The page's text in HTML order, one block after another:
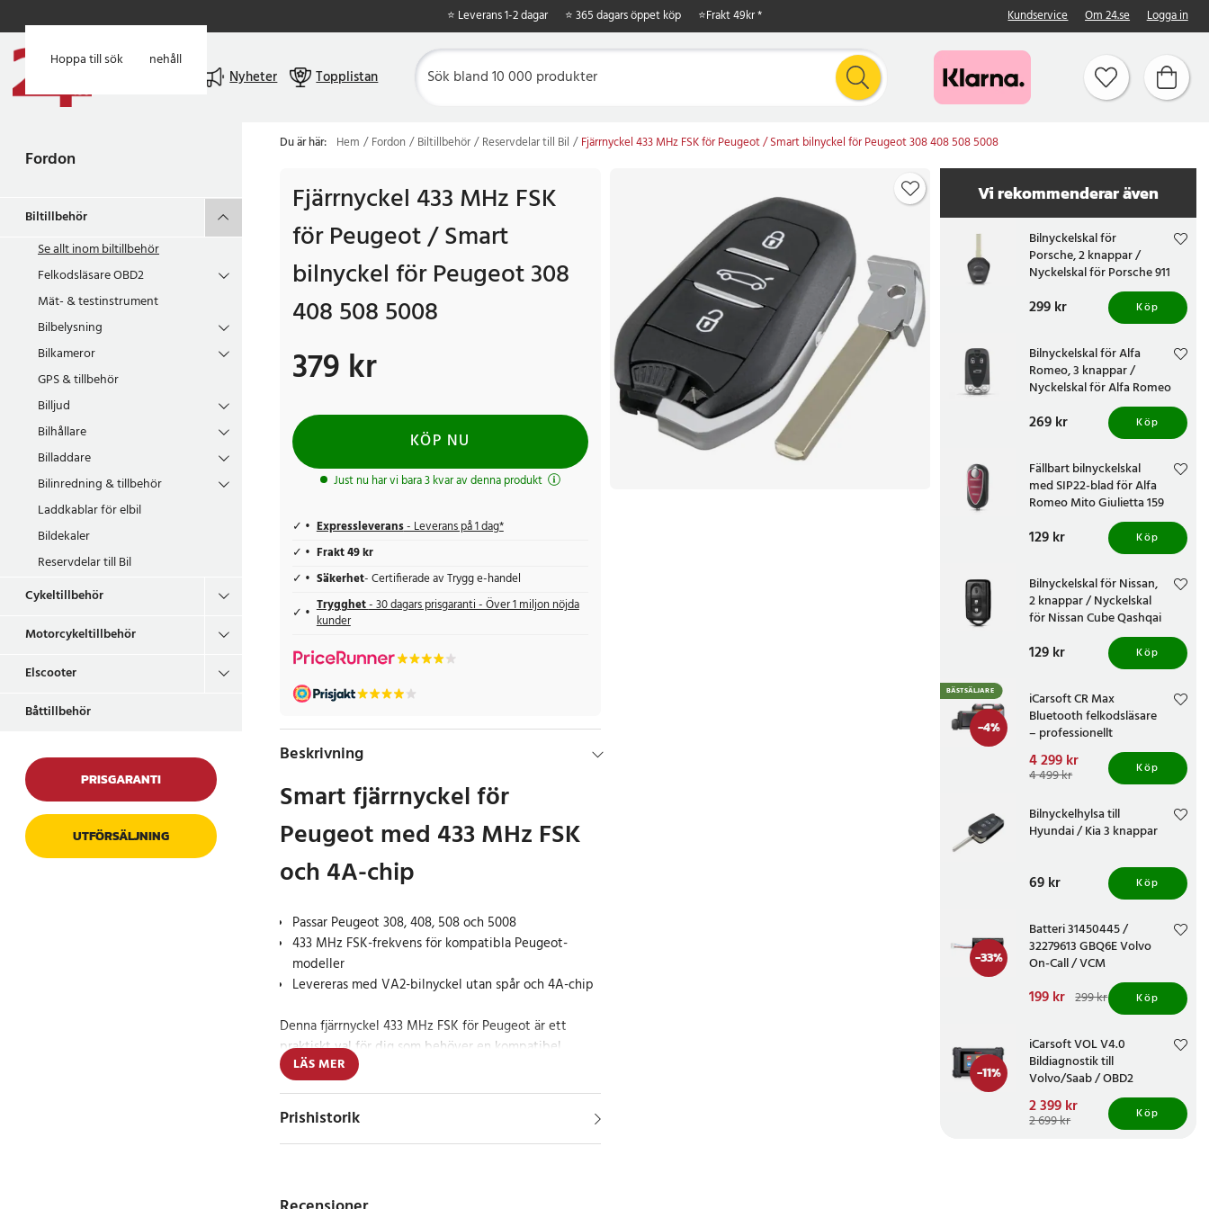
Hoppa till huvudinnehåll
Hoppa till sök
⭐ Leverans 1-2 dagar ⭐ 365 dagars öppet köp ⭐Frakt 49kr * Kundservice Om 24.se Logga in
Nyheter Topplistan
Fordon
Biltillbehör
Se allt inombiltillbehör
Felkodsläsare OBD2
Mät- & testinstrument
Bilbelysning
Bilkameror
GPS & tillbehör
Billjud
Bilhållare
Billaddare
Bilinredning & tillbehör
Laddkablar för elbil
Bildekaler
Reservdelar till Bil
Cykeltillbehör
Motorcykeltillbehör
Elscooter
Båttillbehör
PRISGARANTI
UTFÖRSÄLJNING
Du är här: Hem Fordon Biltillbehör Reservdelar till Bil Fjärrnyckel 433 MHz FSK för Peugeot / Smart bilnyckel för Peugeot 308 408 508 5008
Fjärrnyckel 433 MHz FSK
för Peugeot / Smart
bilnyckel för Peugeot 308
408 508 5008
Pris:379 kr
379 kr
KÖP NU
Just nu har vi bara 3 kvar av denna produkt
Expressleverans- Leverans på 1 dag*
Frakt 49 kr
Säkerhet- Certifierade av Trygg e-handel
Trygghet- 30 dagars prisgaranti - Över 1 miljon nöjda
kunder
Beskrivning
Smart fjärrnyckel för
Peugeot med 433 MHz FSK
och 4A-chip
Passar Peugeot 308, 408, 508 och 5008
433 MHz FSK-frekvens för kompatibla Peugeot-
modeller
Levereras med VA2-bilnyckel utan spår och 4A-chip
Denna fjärrnyckel 433 MHz FSK för Peugeot är ett
praktiskt val för dig som behöver en kompatibel
bilnyckel till utvalda Peugeot-modeller. Den är
framtagen för Peugeot 308, 408, 508 och 5008 och har
en knappdesign som ger en bekväm och följsam känsla
vid daglig användning.
LÄS MER
Prishistorik
Vi rekommenderar även
Bilnyckelskal för
Porsche, 2 knappar /
Nyckelskal för Porsche 911
Pris:299 kr
299 kr Köp
Bilnyckelskal för Alfa
Romeo, 3 knappar /
Nyckelskal för Alfa Romeo
156 159 Brera Spider
Pris:269 kr
269 kr Köp
Fällbart bilnyckelskal
med SIP22-blad för Alfa
Romeo Mito Giulietta 159
Brera, 3 knappar - Röd
Pris :129 kr
129 kr Köp
Bilnyckelskal för Nissan,
2 knappar / Nyckelskal
för Nissan Cube Qashqai
Juke Navara X-Trail
Pris :129 kr
129 kr Köp
-4%
BÄSTSÄLJARE
iCarsoft CR Max
Bluetooth felkodsläsare
– professionellt
bildiagnosverktyg med
trådlös OBD-anslutning
Nuvarande pris:
4 299 krTidigare pris:
4 499 kr
4 299 kr
4 499 kr Köp
Bilnyckelhylsa till
Hyundai / Kia 3 knappar
Pris:69 kr
69 kr Köp
-33%
Batteri 31450445 /
32279613 GBQ6E Volvo
On-Call / VCM
Nuvarande pris
Tidigare pris 299 kr
199 kr 299 kr Köp
-11%
iCarsoft VOL V4.0
Bildiagnostik till
Volvo/Saab / OBD2
diagnosverktyg /
felkodsläsare bil
Nuvarande pris:
2 399 krTidigare pris:2 699 kr
2 399 kr
2 699 kr Köp